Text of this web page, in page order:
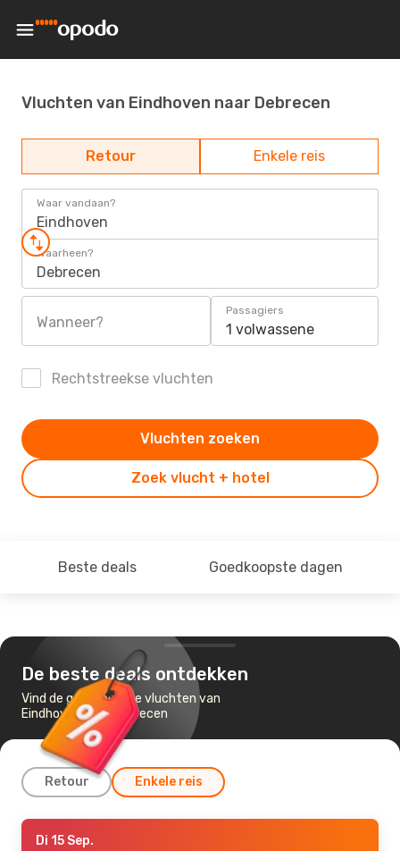
Vluchten van Eindhoven naar Debrecen
Retour Enkele reis
Waar vandaan?
Eindhoven
Waarheen?
Debrecen
Wanneer?
Passagiers
1 volwassene
Rechtstreekse vluchten
Zoek vlucht + hotel
Vluchten zoeken
Beste deals Goedkoopste dagen
De beste deals ontdekken
Vind de goedkoopste vluchten van
Eindhoven naar Debrecen
Retour Enkele reis
Za 26 Sep.
Di 15 Sep.